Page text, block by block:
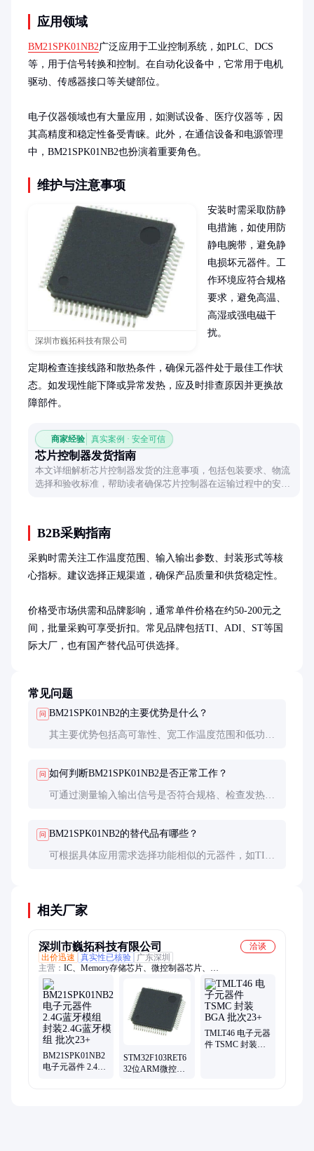
应用领域
BM21SPK01NB2广泛应用于工业控制系统，如PLC、DCS
等，用于信号转换和控制。在自动化设备中，它常用于电机
驱动、传感器接口等关键部位。
电子仪器领域也有大量应用，如测试设备、医疗仪器等，因
其高精度和稳定性备受青睐。此外，在通信设备和电源管理
中，BM21SPK01NB2也扮演着重要角色。
维护与注意事项
深圳市巍拓科技有限公司
安装时需采取防静
电措施，如使用防
静电腕带，避免静
电损坏元器件。工
作环境应符合规格
要求，避免高温、
高湿或强电磁干
扰。
定期检查连接线路和散热条件，确保元器件处于最佳工作状
态。如发现性能下降或异常发热，应及时排查原因并更换故
障部件。
商家经验 真实案例 · 安全可信
芯片控制器发货指南
本文详细解析芯片控制器发货的注意事项，包括包装要求、物流
选择和验收标准，帮助读者确保芯片控制器在运输过程中的安全
B2B采购指南
采购时需关注工作温度范围、输入输出参数、封装形式等核
心指标。建议选择正规渠道，确保产品质量和供货稳定性。
价格受市场供需和品牌影响，通常单件价格在约50-200元之
间，批量采购可享受折扣。常见品牌包括TI、ADI、ST等国
际大厂，也有国产替代品可供选择。
常见问题
问 BM21SPK01NB2的主要优势是什么？
其主要优势包括高可靠性、宽工作温度范围和低功耗
问 如何判断BM21SPK01NB2是否正常工作？
可通过测量输入输出信号是否符合规格、检查发热情
问 BM21SPK01NB2的替代品有哪些？
可根据具体应用需求选择功能相似的元器件，如TI的
相关厂家
深圳市巍拓科技有限公司
洽谈
出价迅速
真实性已核验
广东深圳
主营： IC、Memory存储芯片、微控制器芯片、
BM21SPK01NB2、连接器、继电器、保险丝、电容电阻
BM21SPK01NB2
电子元器件 2.4G
STM32F103RET6
32位ARM微控制
TMLT46 电子元器
件 TSMC 封装